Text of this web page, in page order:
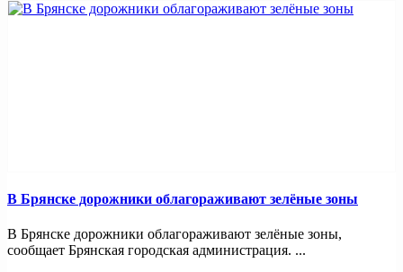
В Брянске дорожники облагораживают зелёные зоны
В Брянске дорожники облагораживают зелёные зоны,
сообщает Брянская городская администрация. ...